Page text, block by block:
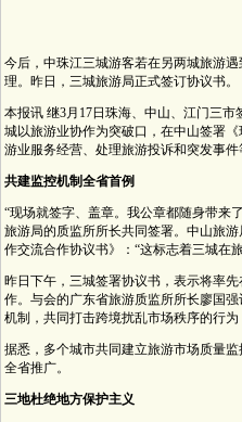
今后，中珠江三城游客若在另两城旅游
理。昨日，三城旅游局正式签订协议书。
本报讯 继3月17日珠海、中山、江门三
城以旅游业协作为突破口，在中山签署
游业服务经营、处理旅游投诉和突发事件
共建监控机制全省首例
“现场就签字、盖章。我公章都随身带来
旅游局的质监所所长共同签署。中山旅
作交流合作协议书》：“这标志着三城在
昨日下午，三城签署协议书，表示将率
作。与会的广东省旅游质监所所长廖国
机制，共同打击跨境扰乱市场秩序的行
据悉，多个城市共同建立旅游市场质量
全省推广。
三地杜绝地方保护主义